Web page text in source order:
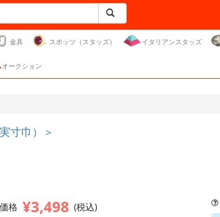
金具 スポッツ（スタッズ） イタリアンスタッズ
オークション
寸巾）＞
価格 ¥3,498 (税込)